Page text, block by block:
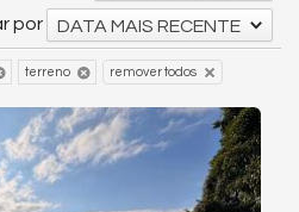
por
DATA MAIS RECENTE
terreno remover todos